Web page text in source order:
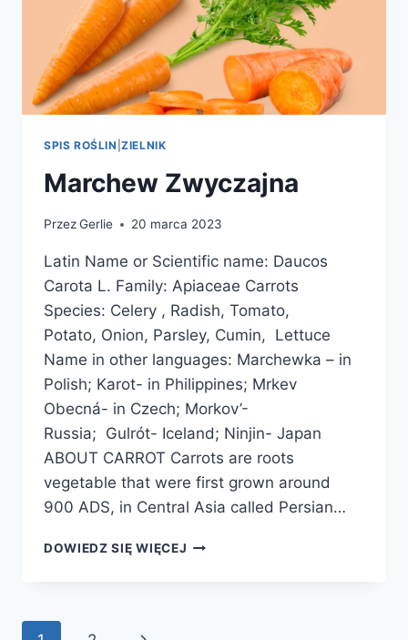
SPIS ROŚLIN |ZIELNIK
Marchew Zwyczajna
PrzezGerlie 20 marca 2023
Latin Name or Scientific name: Daucos
Carota L. Family: Apiaceae Carrots
Species: Celery , Radish, Tomato,
Potato, Onion, Parsley, Cumin, Lettuce
Name in other languages: Marchewka – in
Polish; Karot- in Philippines; Mrkev
Obecná- in Czech; Morkov’-
Russia; Gulrót- Iceland; Ninjin- Japan
ABOUT CARROT Carrots are roots
vegetable that were first grown around
900 ADS, in Central Asia called Persian…
DOWIEDZ SIĘ WIĘCEJ MARCHEW